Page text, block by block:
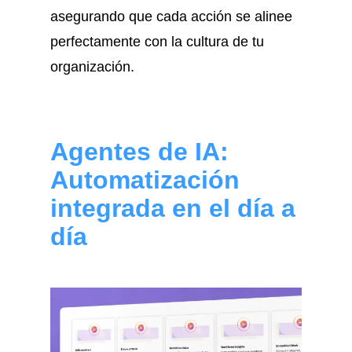
asegurando que cada acción se alinee
perfectamente con la cultura de tu
organización.
Agentes de IA:
Automatización
integrada en el día a
día